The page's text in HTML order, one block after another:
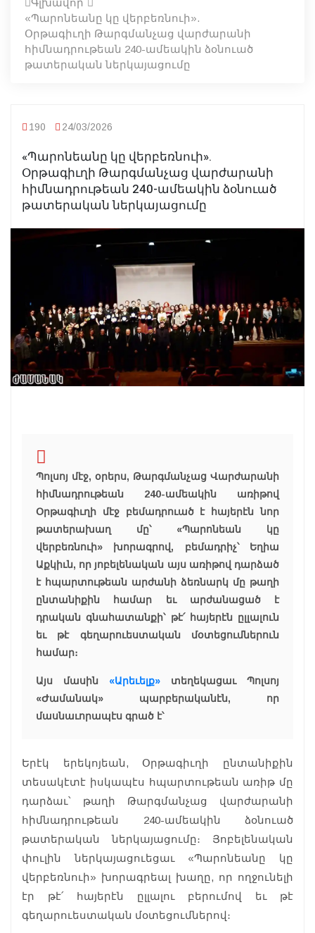
«Պարոնեանը կը վերբեռնուի».
Օրթագիւղի Թարգմանչաց վարժարանի
հիմնադրութեան 240-ամեակին ձօնուած
թատերական ներկայացումը
190 24/03/2026
«Պարոնեանը կը վերբեռնուի».
Օրթագիւղի Թարգմանչաց վարժարանի
հիմնադրութեան 240-ամեակին ձօնուած
թատերական ներկայացումը
Պոլսոյ մէջ, օրերս, Թարգմանչաց Վարժարանի
հիմնադրութեան 240-ամեակին առիթով
Օրթագիւղի մէջ բեմադրուած է հայերէն նոր
թատերախաղ մը՝ «Պարոնեան կը
վերբեռնուի» խորագրով, բեմադրիչ՝ Եղիա
Աքկիւն, որ յոբելենական այս առիթով դարձած
է հպարտութեան արժանի ձեռնարկ մը թաղի
ընտանիքին համար եւ արժանացած է
դրական գնահատանքի՝ թէ՛ հայերէն ըլլալուն
եւ թէ գեղարուեստական մօտեցումներուն
համար։
Այս մասին «Արեւելք» տեղեկացաւ Պոլսոյ
«Ժամանակ» պարբերականէն, որ
մասնաւորապէս գրած է՝
Երէկ երեկոյեան, Օրթագիւղի ընտանիքին
տեսակէտէ իսկապէս հպարտութեան առիթ մը
դարձաւ՝ թաղի Թարգմանչաց վարժարանի
հիմնադրութեան 240-ամեակին ձօնուած
թատերական ներկայացումը։ Յոբելենական
փուլին ներկայացուեցաւ «Պարոնեանը կը
վերբեռնուի» խորագրեալ խաղը, որ ողջունելի
էր թէ՛ հայերէն ըլլալու բերումով եւ թէ
գեղարուեստական մօտեցումներով։